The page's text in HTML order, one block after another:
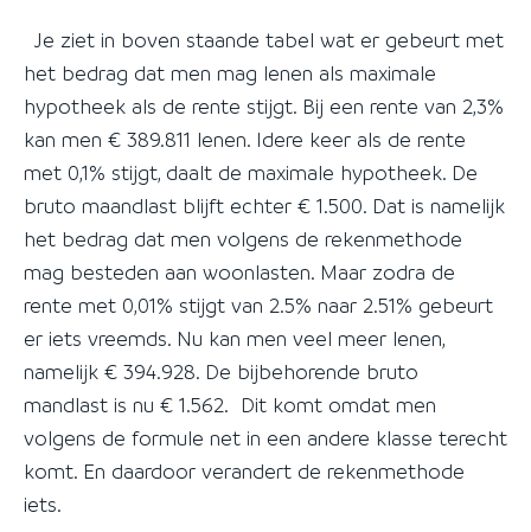
Je ziet in boven staande tabel wat er gebeurt met
het bedrag dat men mag lenen als maximale
hypotheek als de rente stijgt. Bij een rente van 2,3%
kan men € 389.811 lenen. Idere keer als de rente
met 0,1% stijgt, daalt de maximale hypotheek. De
bruto maandlast blijft echter € 1.500. Dat is namelijk
het bedrag dat men volgens de rekenmethode
mag besteden aan woonlasten. Maar zodra de
rente met 0,01% stijgt van 2.5% naar 2.51% gebeurt
er iets vreemds. Nu kan men veel meer lenen,
namelijk € 394.928. De bijbehorende bruto
mandlast is nu € 1.562. Dit komt omdat men
volgens de formule net in een andere klasse terecht
komt. En daardoor verandert de rekenmethode
iets.